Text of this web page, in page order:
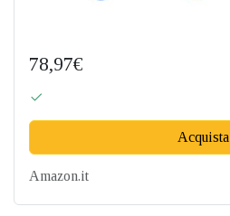
78,97€
Acquista
Amazon.it